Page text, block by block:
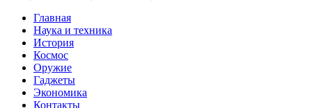
Главная
Наука и техника
История
Космос
Оружие
Гаджеты
Экономика
Контакты